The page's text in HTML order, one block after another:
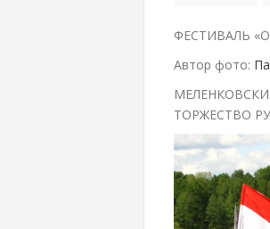
ФЕСТИВАЛЬ
Автор фото:
ТОРЖЕСТВО